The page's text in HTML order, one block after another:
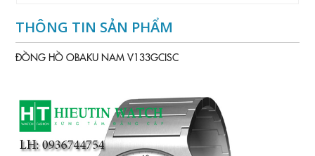
THÔNG TIN SẢN PHẨM
ĐỒNG HỒ OBAKU NAM V133GCISC